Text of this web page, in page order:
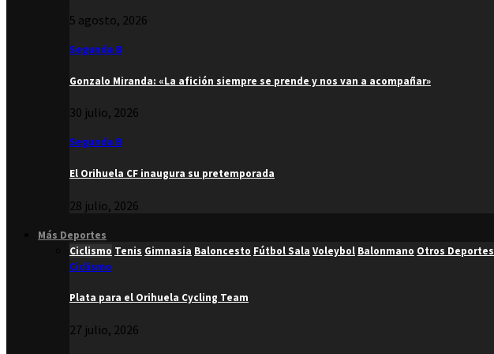
5 agosto, 2026
Segunda B
Gonzalo Miranda: «La afición siempre se prende y nos van a acompañar»
30 julio, 2026
Segunda B
El Orihuela CF inaugura su pretemporada
28 julio, 2026
Más Deportes
Ciclismo Tenis Gimnasia Baloncesto Fútbol Sala Voleybol Balonmano Otros Deportes
Ciclismo
Plata para el Orihuela Cycling Team
27 julio, 2026